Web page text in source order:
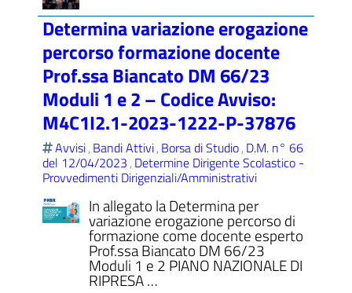
del sito
Determina variazione erogazione
percorso formazione docente
Prof.ssa Biancato DM 66/23
Moduli 1 e 2 – Codice Avviso:
M4C1I2.1-2023-1222-P-37876
Avvisi, Bandi Attivi, Borsa di Studio, D.M. n° 66
del 12/04/2023, Determine Dirigente Scolastico -
Provvedimenti Dirigenziali/Amministrativi
In allegato la Determina per
variazione erogazione percorso di
formazione come docente esperto
Prof.ssa Biancato DM 66/23
Moduli 1 e 2 PIANO NAZIONALE DI
RIPRESA …